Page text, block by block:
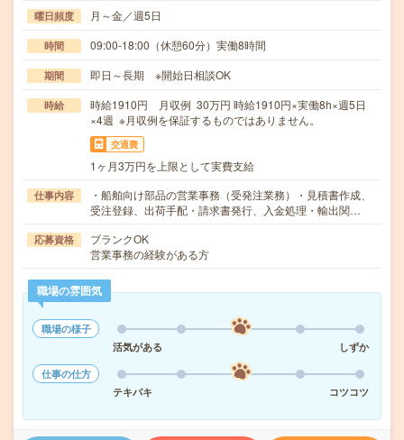
曜日頻度 月～金／週5日
時間 09:00-18:00（休憩60分）実働8時間
期間 即日～長期 ※開始日相談OK
時給
時給1910円 月収例 30万円 時給1910円×実働8h×週5日
×4週 ※月収例を保証するものではありません。
交通費
1ヶ月3万円を上限として実費支給
仕事内容
・船舶向け部品の営業事務（受発注業務）・見積書作成、
受注登録、出荷手配・請求書発行、入金処理・輸出関…
応募資格
ブランクOK
営業事務の経験がある方
職場の雰囲気
職場の様子
活気がある
しずか
仕事の仕方
テキパキ
コツコツ